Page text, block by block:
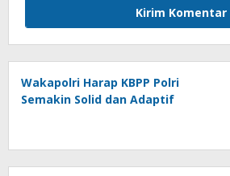
Wakapolri Harap KBPP Polri
Semakin Solid dan Adaptif